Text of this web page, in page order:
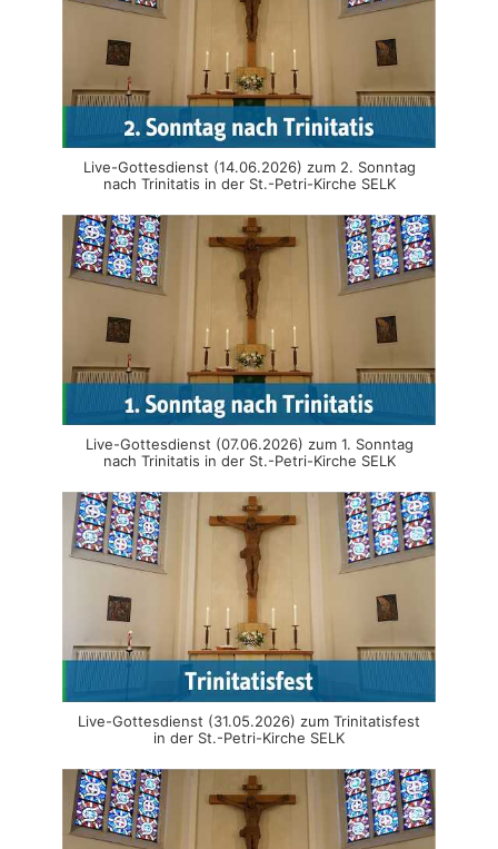
Live-Gottesdienst (14.06.2026) zum 2. Sonntag
nach Trinitatis in der St.-Petri-Kirche SELK
Live-Gottesdienst (07.06.2026) zum 1. Sonntag
nach Trinitatis in der St.-Petri-Kirche SELK
Live-Gottesdienst (31.05.2026) zum Trinitatisfest
in der St.-Petri-Kirche SELK